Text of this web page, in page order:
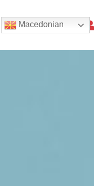
Macedonian